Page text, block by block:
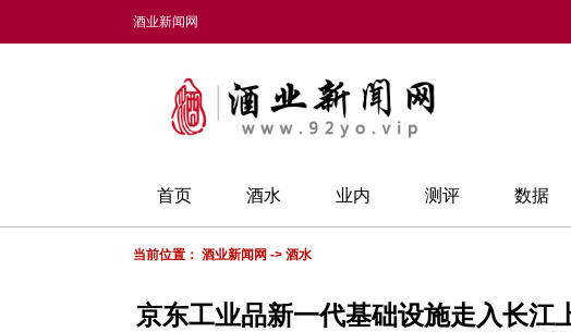
酒业新闻网
首页 酒水 业内 测评 数据
当前位置： 酒业新闻网 -> 酒水
京东工业品新一代基础设施走入长江